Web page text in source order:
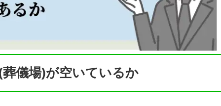
儀場)が空いているか